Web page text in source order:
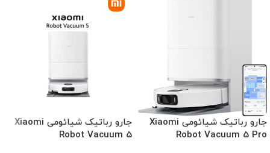
جارو رباتیک شیائومی Xiaomi
Robot Vacuum 5 Pro
جارو رباتیک شیائومی Xiaomi
Robot Vacuum 5